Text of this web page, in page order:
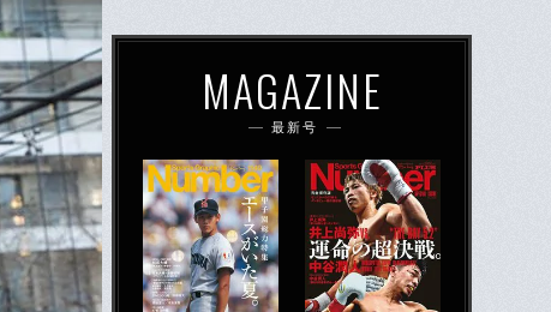
MAGAZINE
最新号